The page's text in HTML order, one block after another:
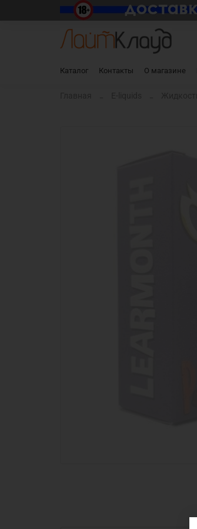
Каталог Контакты О магазине